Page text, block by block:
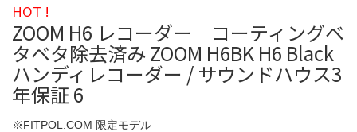
HOT !
ZOOM H6 レコーダー コーティングベ
タベタ除去済み ZOOM H6BK H6 Black
ハンディレコーダー / サウンドハウス3
年保証 6
※FITPOL.COM 限定モデル